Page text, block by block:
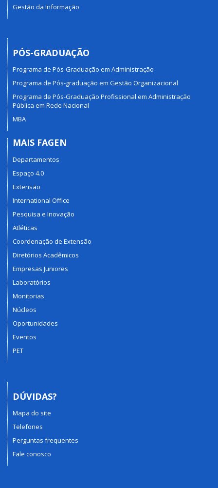
Gestão da Informação
PÓS-GRADUAÇÃO
Programa de Pós-Graduação em Administração
Programa de Pós-graduação em Gestão Organizacional
Programa de Pós-Graduação Profissional em Administração
Pública em Rede Nacional
MBA
MAIS FAGEN
Departamentos
Espaço 4.0
Extensão
International Office
Pesquisa e Inovação
Atléticas
Coordenação de Extensão
Diretórios Acadêmicos
Empresas Juniores
Laboratórios
Monitorias
Núcleos
Oportunidades
Eventos
PET
DÚVIDAS?
Mapa do site
Telefones
Perguntas frequentes
Fale conosco